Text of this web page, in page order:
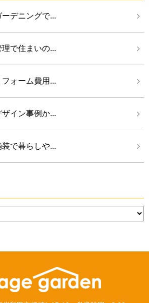
デニングで...
で住まいの...
ォーム費用...
イン事例か...
で暮らしや...